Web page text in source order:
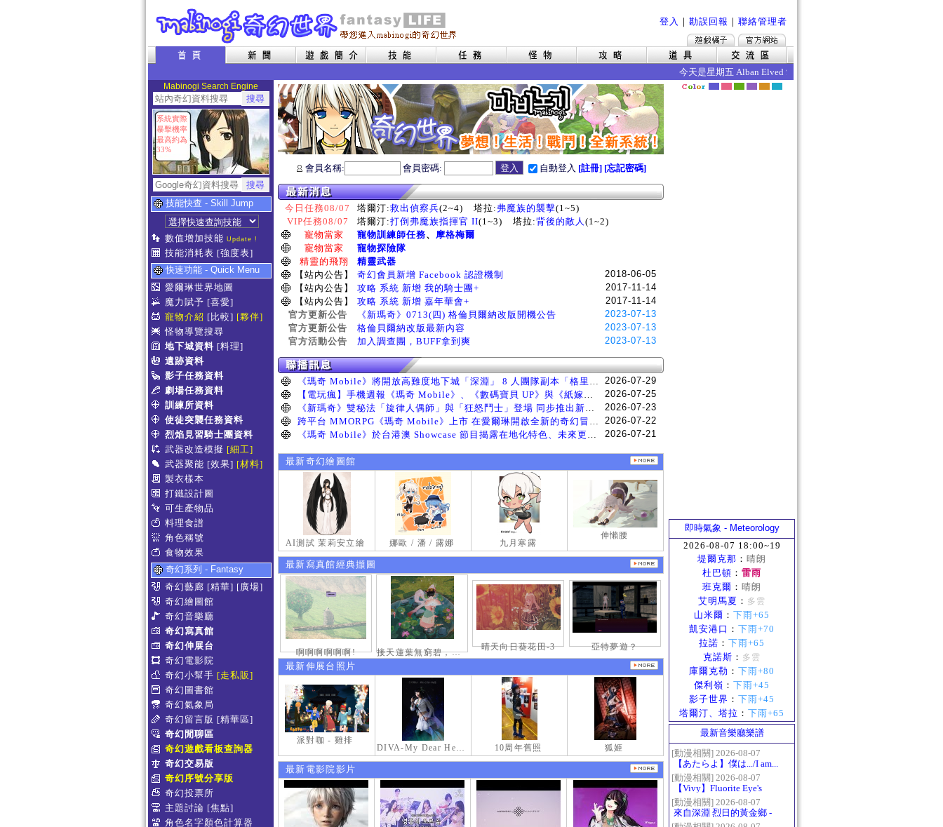
登入 ｜ 勘誤回報 ｜ 聯絡管理者
今天是星期五 Alban Elved 愛爾琳秋收 今日的效果如下 ‧死亡
Mabinogi Search Engine
系統實際
暴擊機率
最高約為
33%
技能快查 - Skill Jump
數值增加技能 Update !
技能消耗表 [強度表]
快速功能 - Quick Menu
愛爾琳世界地圖
魔力賦予 [喜愛]
寵物介紹 [比較] [夥伴]
怪物導覽搜尋
地下城資料 [料理]
遺跡資料
影子任務資料
劇場任務資料
訓練所資料
使徒突襲任務資料
烈焰見習騎士團資料
武器改造模擬 [細工]
武器聚能 [效果] [材料]
製衣樣本
打鐵設計圖
可生產物品
料理食譜
角色稱號
食物效果
奇幻系列 - Fantasy
奇幻藝廊 [精華] [廣場]
奇幻繪圖館
奇幻音樂廳
奇幻寫真館
奇幻伸展台
奇幻電影院
奇幻小幫手 [走私販]
奇幻圖書館
奇幻氣象局
奇幻留言版 [精華區]
奇幻閒聊區
奇幻遊戲看板查詢器
奇幻交易版
奇幻序號分享版
奇幻投票所
主題討論 [焦點]
角色名字顏色計算器
會員名稱: 會員密碼: 自動登入 [註冊] [忘記密碼]
今日任務08/07 塔爾汀:救出偵察兵(2~4) 塔拉: 弗魔族的襲擊(1~5)
VIP任務08/07
塔爾汀:打倒弗魔族指揮官 II(1~3) 塔拉:背後的敵人 (1~2)
寵物當家
寵物訓練師任務、 摩格梅爾
寵物當家
寵物探險隊
精靈的飛翔
精靈武器
【站內公告】
奇幻會員新增 Facebook 認證機制
2018-06-05
【站內公告】
攻略 系統 新增 我的騎士團+
2017-11-14
【站內公告】
攻略 系統 新增 嘉年華會+
2017-11-14
官方更新公告
《新瑪奇》0713(四) 格倫貝爾納改版開機公告
2023-07-13
官方更新公告
格倫貝爾納改版最新內容
2023-07-13
官方活動公告
加入調查團，BUFF拿到爽 2023-07-13
《瑪奇 Mobile》將開放高難度地下城「深淵」 8 人團隊副本「格里斯貝恩」將於 8 月 5 日登場
2026-07-29
【電玩瘋】手機週報《瑪奇 Mobile》、《數碼寶貝 UP》與《紙嫁衣 9 羅浮夢》等遊戲
2026-07-25
《新瑪奇》雙秘法「旋律人偶師」與「狂怒鬥士」登場 同步推出新系統「神秘工坊」
2026-07-23
跨平台 MMORPG《瑪奇 Mobile》上市 在愛爾琳開啟全新的奇幻冒險生活
2026-07-22
《瑪奇 Mobile》於台港澳 Showcase 節目揭露在地化特色、未來更新計畫等內容 首次公開台灣動畫
2026-07-21
最新奇幻繪圖館
AI測試 茉莉安立繪 娜歐 / 潘 / 露娜 九月寒露
伸懶腰
最新寫真館經典擷圖
啊啊啊啊啊啊! 接天蓮葉無窮碧，映日荷花別樣紅。
晴天向日葵花田-3 亞特夢遊？
最新伸展台照片
派對咖 - 雞排
DIVA-My Dear Heroine- 10周年舊照 狐姬
最新電影院影片
即時氣象 - Meteorology
2026-08-07 18:00~19
堤爾克那 ： 晴朗
杜巴頓 ： 雷雨
班克爾 ： 晴朗
艾明馬夏 ： 多雲
山米爾 ： 下雨+65
凱安港口 ： 下雨+70
拉諾 ： 下雨+65
克諾斯 ： 多雲
庫爾克勒 ： 下雨+80
傑利嶺 ： 下雨+45
影子世界 ： 下雨+45
塔爾汀、塔拉 ： 下雨+65
最新音樂廳樂譜
[動漫相關] 2026-08-07
【あたらよ】僕は.../I am...
（我內心的糟糕念頭/僕の
心のヤバイやつ第二季
OP）
[動漫相關] 2026-08-07
【Vivy】Fluorite Eye's
Song
[動漫相關] 2026-08-07
來自深淵 烈日的黃金鄉 -
Gravity